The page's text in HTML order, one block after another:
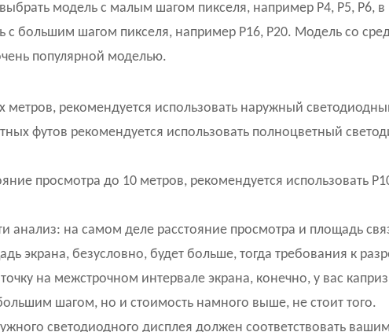
модель с малым шагом пикселя, например P4, P5, P6, в
с большим шагом пикселя, например P16, P20. Модель со
популярной моделью.
рекомендуется использовать наружный
футов рекомендуется использовать полноцветный
просмотра до 10 метров, рекомендуется использовать
на самом деле расстояние просмотра и площадь
экрана, безусловно, будет больше, тогда требования к
на межстрочном интервале экрана, конечно, у вас
шагом, но и стоимость намного выше, не стоит того.
светодиодного дисплея должен соответствовать вашим